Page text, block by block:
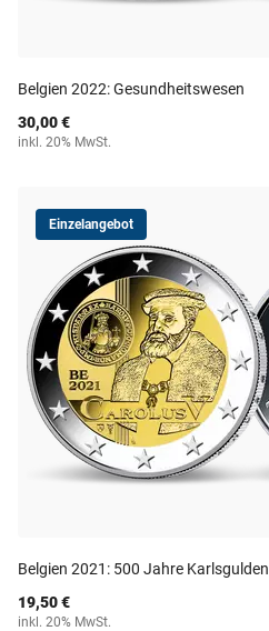
Belgien 2022: Gesundheitswesen
30,00 €
inkl. 20% MwSt.
Einzelangebot
Belgien 2021: 500 Jahre Karlsgulden
19,50 €
inkl. 20% MwSt.